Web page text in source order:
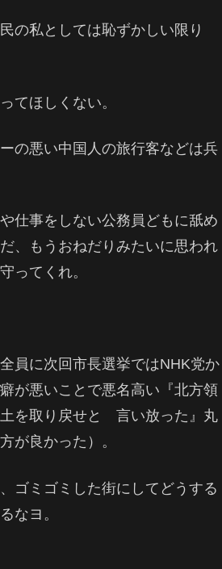
の私としては恥ずかしい限り
てほしくない。
の悪い中国人の旅行客などは兵
事をしない公務員どもに舐め
、もうおねだりみたいに思われ
ってくれ。
に次回市長選挙ではNHK党か
が悪いことで悪名高い『北方領
を取り戻せと 言い放った』丸
が良かった）。
ミゴミした街にしてどうする
なヨ。